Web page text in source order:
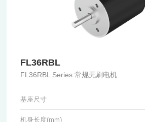
FL36RBL
FL36RBL Series 常规无刷电机
基座尺寸
机身长度(mm)